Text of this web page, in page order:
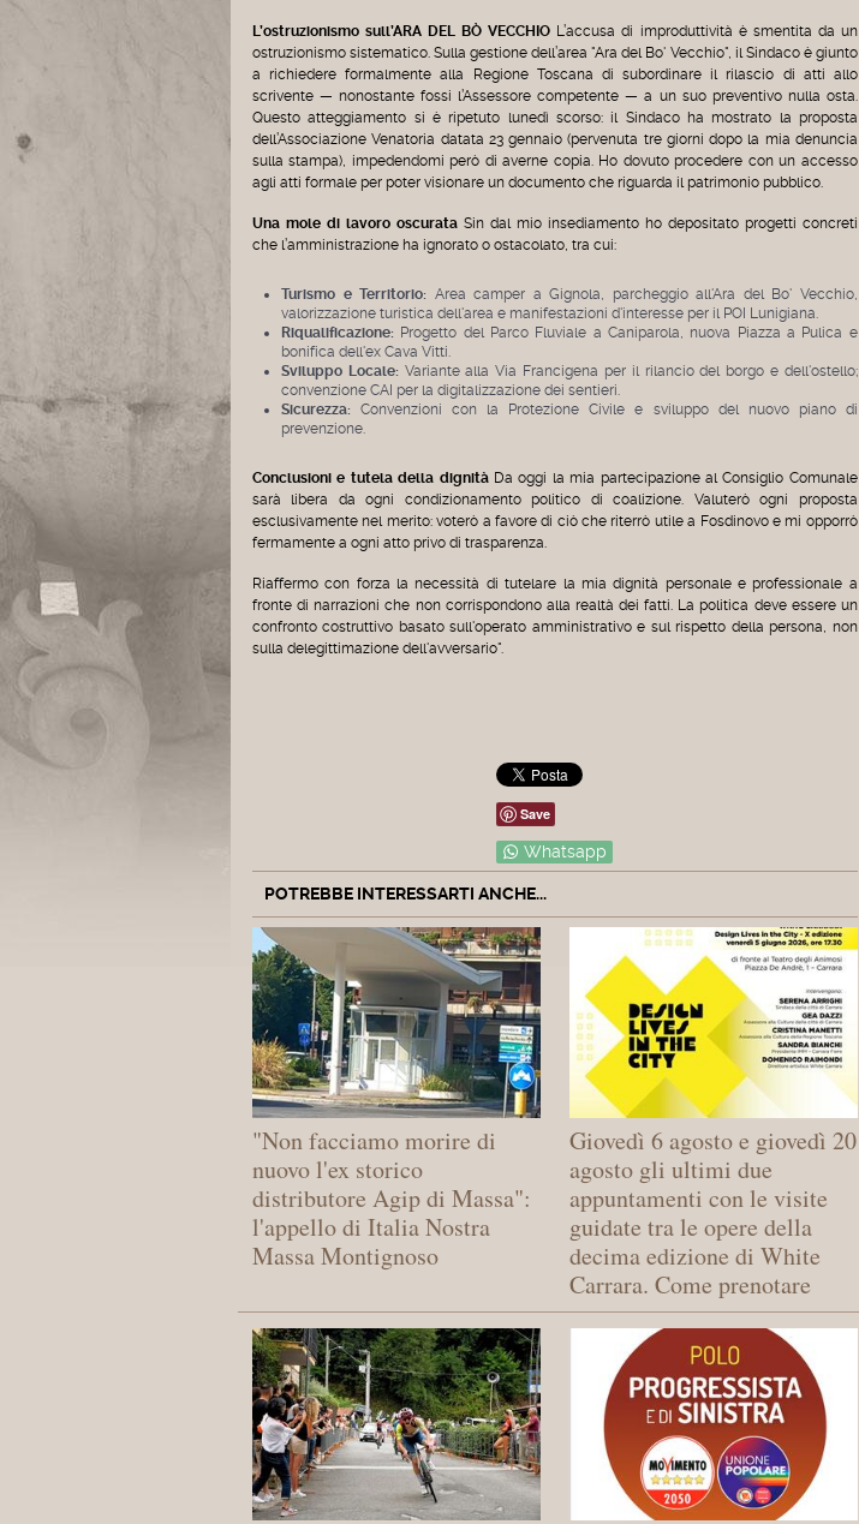
L’ostruzionismo sull’ARA DEL BÒ VECCHIO L’accusa di improduttività è smentita da un
ostruzionismo sistematico. Sulla gestione dell’area "Ara del Bo' Vecchio", il Sindaco è giunto
a richiedere formalmente alla Regione Toscana di subordinare il rilascio di atti allo
scrivente — nonostante fossi l’Assessore competente — a un suo preventivo nulla osta.
Questo atteggiamento si è ripetuto lunedì scorso: il Sindaco ha mostrato la proposta
dell’Associazione Venatoria datata 23 gennaio (pervenuta tre giorni dopo la mia denuncia
sulla stampa), impedendomi però di averne copia. Ho dovuto procedere con un accesso
agli atti formale per poter visionare un documento che riguarda il patrimonio pubblico.
Una mole di lavoro oscurataSin dal mio insediamento ho depositato progetti concreti
che l’amministrazione ha ignorato o ostacolato, tra cui:
Turismo e Territorio: Area camper a Gignola, parcheggio all'Ara del Bo' Vecchio,
valorizzazione turistica dell'area e manifestazioni d'interesse per il POI Lunigiana.
Riqualificazione: Progetto del Parco Fluviale a Caniparola, nuova Piazza a Pulica e
bonifica dell'ex Cava Vitti.
Sviluppo Locale: Variante alla Via Francigena per il rilancio del borgo e dell'ostello;
convenzione CAI per la digitalizzazione dei sentieri.
Sicurezza: Convenzioni con la Protezione Civile e sviluppo del nuovo piano di
prevenzione.
Conclusioni e tutela della dignitàDa oggi la mia partecipazione al Consiglio Comunale
sarà libera da ogni condizionamento politico di coalizione. Valuterò ogni proposta
esclusivamente nel merito: voterò a favore di ciò che riterrò utile a Fosdinovo e mi opporrò
fermamente a ogni atto privo di trasparenza.
Riaffermo con forza la necessità di tutelare la mia dignità personale e professionale a
fronte di narrazioni che non corrispondono alla realtà dei fatti. La politica deve essere un
confronto costruttivo basato sull'operato amministrativo e sul rispetto della persona, non
sulla delegittimazione dell'avversario".
Save
Whatsapp
POTREBBE INTERESSARTI ANCHE...
"Non facciamo morire di
nuovo l'ex storico
distributore Agip di Massa":
l'appello di Italia Nostra
Massa Montignoso
Giovedì 6 agosto e giovedì 20
agosto gli ultimi due
appuntamenti con le visite
guidate tra le opere della
decima edizione di White
Carrara. Come prenotare